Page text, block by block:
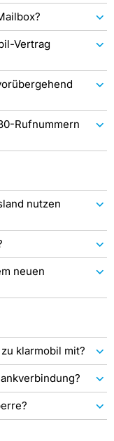
Vertrag
Rufnummern
nutzen
neuen
klarmobil mit?